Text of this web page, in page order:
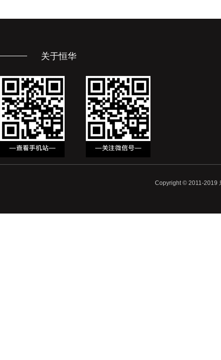
关于恒华
Copyright © 2011-2019